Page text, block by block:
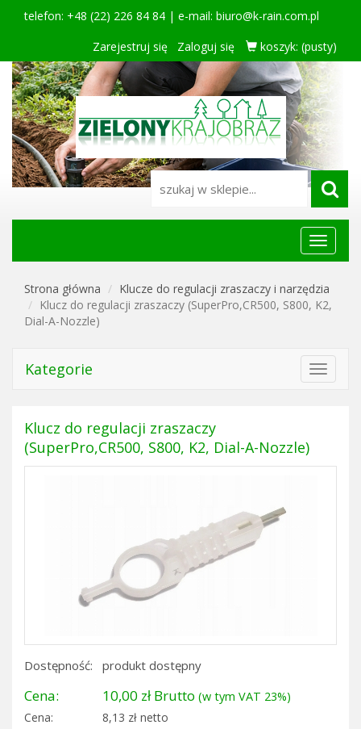
telefon: +48 (22) 226 84 84 | e-mail: biuro@k-rain.com.pl
Zarejestruj się
Zaloguj się koszyk: (pusty)
Menu
główne
Strona główna
Klucze do regulacji zraszaczy i narzędzia
Klucz do regulacji zraszaczy (SuperPro,CR500, S800, K2,
Dial-A-Nozzle)
Kategorie
Toggle
Klucz do regulacji zraszaczy
(SuperPro,CR500, S800, K2, Dial-A-Nozzle)
Dostępność: produkt dostępny
Cena: 10,00 zł Brutto (w tym VAT 23%)
Cena:
8,13 zł netto